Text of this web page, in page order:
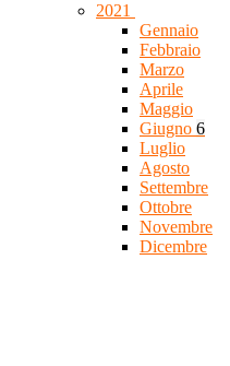
2021
Gennaio
Febbraio
Marzo
Aprile
Maggio
Giugno 6
Luglio
Agosto
Settembre
Ottobre
Novembre
Dicembre